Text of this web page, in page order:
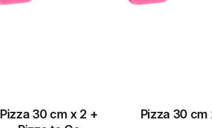
4,00 lei
Pizza 30 cm x 2 +
Pizza 30 cm